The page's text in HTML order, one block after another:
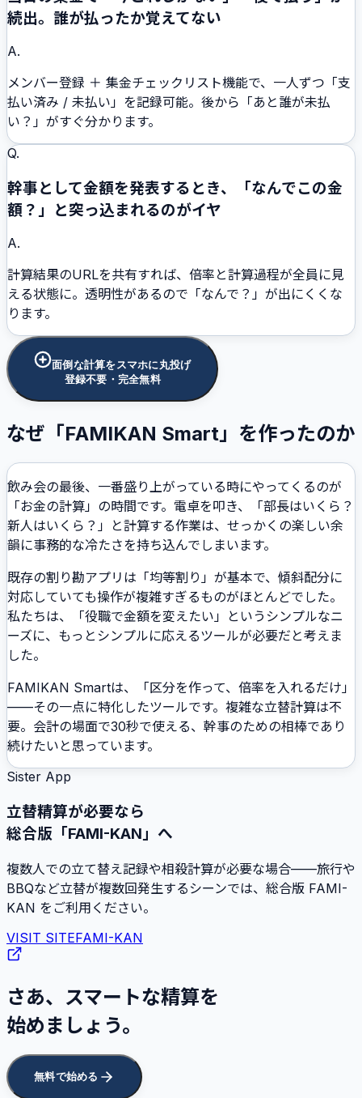
続出。誰が払ったか覚えてない
A.
メンバー登録 ＋ 集金チェックリスト機能で、一人ずつ「支
払い済み / 未払い」を記録可能。後から「あと誰が未払
い？」がすぐ分かります。
Q.
幹事として金額を発表するとき、「なんでこの金
額？」と突っ込まれるのがイヤ
A.
計算結果のURLを共有すれば、倍率と計算過程が全員に見
える状態に。透明性があるので「なんで？」が出にくくな
ります。
面倒な計算をスマホに丸投げ
登録不要・完全無料
なぜ「FAMIKAN Smart」を作ったのか
飲み会の最後、一番盛り上がっている時にやってくるのが
「お金の計算」の時間です。電卓を叩き、「部長はいくら？
新人はいくら？」と計算する作業は、せっかくの楽しい余
韻に事務的な冷たさを持ち込んでしまいます。
既存の割り勘アプリは「均等割り」が基本で、傾斜配分に
対応していても操作が複雑すぎるものがほとんどでした。
私たちは、「役職で金額を変えたい」というシンプルなニ
ーズに、もっとシンプルに応えるツールが必要だと考えま
した。
FAMIKAN Smartは、「区分を作って、倍率を入れるだけ」
——その一点に特化したツールです。複雑な立替計算は不
要。会計の場面で30秒で使える、幹事のための相棒であり
続けたいと思っています。
Sister App
立替精算が必要なら
総合版「FAMI-KAN」へ
複数人での立て替え記録や相殺計算が必要な場合——旅行や
BBQなど立替が複数回発生するシーンでは、総合版 FAMI-
KAN をご利用ください。
VISIT SITEFAMI-KAN
さあ、スマートな精算を
始めましょう。
無料で始める